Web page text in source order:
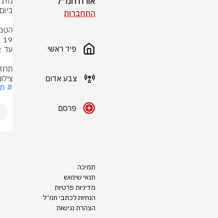
התחברות
פיד ראשי
צבע אדום
פרסם
תמיכה
תנאי שימוש
מדיניות פרטיות
הנחיות לכתבי חמ״ל
הצהרת נגישות
#